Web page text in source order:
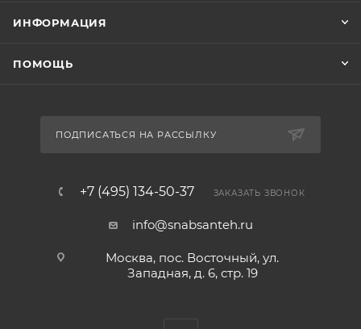
ИНФОРМАЦИЯ
ПОМОЩЬ
ПОДПИСАТЬСЯ НА РАССЫЛКУ
+7 (495) 134-50-37 ЗАКАЗАТЬ ЗВОНОК
info@snabsanteh.ru
Москва, пос. Восточный, ул.
Западная, д. 6, стр. 19